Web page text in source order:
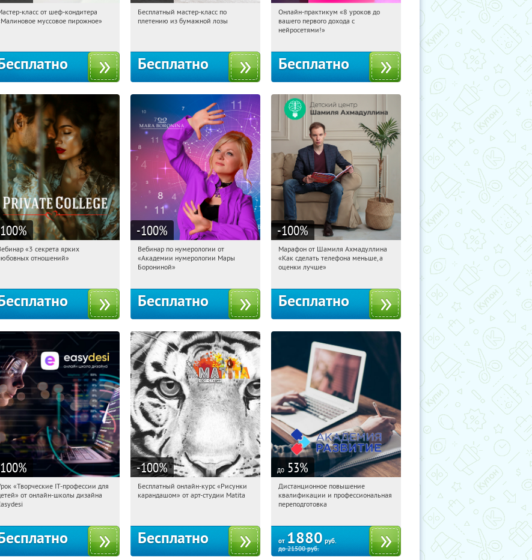
09:30:47 Получили:
класс от шеф-кондитера
муссовое пирожное»
09:30:47 Получили:
Бесплатный мастер-класс по
плетению из бумажной лозы
Бесплатно
09:30:47 Получили:
Россия
Онлайн-практикум «8 уроков до
вашего первого дохода с
нейросетями!»
Бесплатно
%
09:30:47 Получили:
«3 секрета ярких
отношений»
-100%
09:30:47 Получили:
Россия
Вебинар по нумерологии от
«Академии нумерологии Мары
Борониной»
Бесплатно
-100%
09:30:47 Получили:25
Россия
Марафон от Шамиля Ахмадуллина
«Как сделать телефона меньше, а
оценки лучше»
Бесплатно
%
09:30:47 Получили:53
«Творческие IT-профессии для
от онлайн-школы дизайна
-100%
09:30:47 Получили:35
Бесплатный онлайн-курс «Рисунки
карандашом» от арт-студии Matita
Бесплатно
до 53%
09:30:47 Купили:
Россия
Дистанционное повышение
квалификации и профессиональная
переподготовка
от 1880 руб.
до21500руб.